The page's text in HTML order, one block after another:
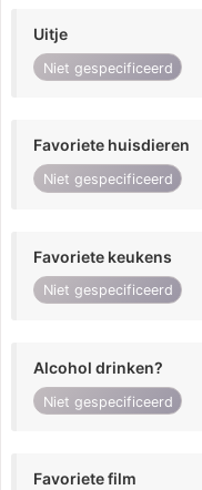
Uitje
Niet gespecificeerd
Favoriete huisdieren
Niet gespecificeerd
Favoriete keukens
Niet gespecificeerd
Alcohol drinken?
Niet gespecificeerd
Favoriete film